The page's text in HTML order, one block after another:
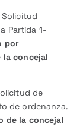
Solicitud
Partida 1-
por
la concejal
de
de ordenanza.
de la concejal